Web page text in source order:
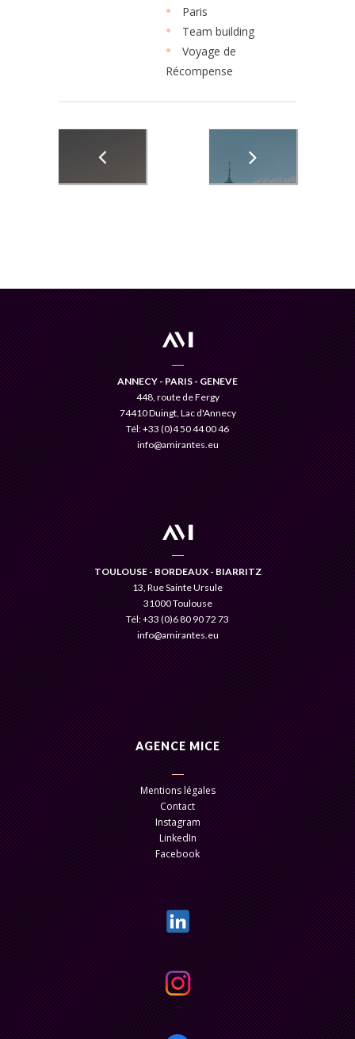
Paris
Team building
Voyage de
Récompense
ANNECY - PARIS - GENEVE
448, route de Fergy
74410 Duingt, Lac d'Annecy
Tél: +33 (0)4 50 44 00 46
info@amirantes.eu
TOULOUSE - BORDEAUX - BIARRITZ
13, Rue Sainte Ursule
31000 Toulouse
Tél: +33 (0)6 80 90 72 73
info@amirantes.eu
AGENCE MICE
Mentions légales
Contact
Instagram
LinkedIn
Facebook